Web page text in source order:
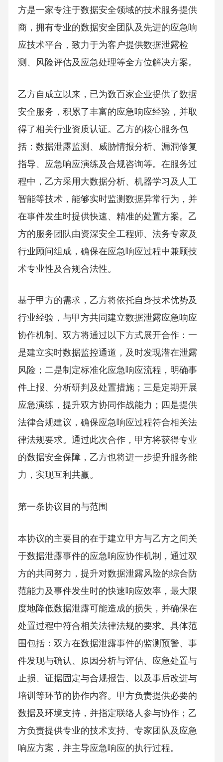
方是一家专注于数据安全领域的技术服务提供
商，拥有专业的数据安全团队及先进的应急响
应技术平台，致力于为客户提供数据泄露检
测、风险评估及应急处理等全方位解决方案。
乙方自成立以来，已为数百家企业提供了数据
安全服务，积累了丰富的应急响应经验，并取
得了相关行业资质认证。乙方的核心服务包
括：数据泄露监测、威胁情报分析、漏洞修复
指导、应急响应演练及合规咨询等。在服务过
程中，乙方采用大数据分析、机器学习及人工
智能等技术，能够实时监测数据异常行为，并
在事件发生时提供快速、精准的处置方案。乙
方的服务团队由资深安全工程师、法务专家及
行业顾问组成，确保在应急响应过程中兼顾技
术专业性及合规合法性。
基于甲方的需求，乙方将依托自身技术优势及
行业经验，与甲方共同建立数据泄露应急响应
协作机制。双方将通过以下方式展开合作：一
是建立实时数据监控通道，及时发现潜在泄露
风险；二是制定标准化应急响应流程，明确事
件上报、分析研判及处置措施；三是定期开展
应急演练，提升双方协同作战能力；四是提供
法律合规建议，确保应急响应过程符合相关法
律法规要求。通过此次合作，甲方将获得专业
的数据安全保障，乙方也将进一步提升服务能
力，实现互利共赢。
第一条协议目的与范围
本协议的主要目的在于建立甲方与乙方之间关
于数据泄露事件的应急响应协作机制，通过双
方的共同努力，提升对数据泄露风险的综合防
范能力及事件发生时的快速响应效率，最大限
度地降低数据泄露可能造成的损失，并确保在
处置过程中符合相关法律法规的要求。具体范
围包括：双方在数据泄露事件的监测预警、事
件发现与确认、原因分析与评估、应急处置与
止损、证据固定与合规报告、以及事后改进与
培训等环节的协作内容。甲方负责提供必要的
数据及环境支持，并指定联络人参与协作；乙
方负责提供专业的技术支持、专家团队及应急
响应方案，并主导应急响应的执行过程。